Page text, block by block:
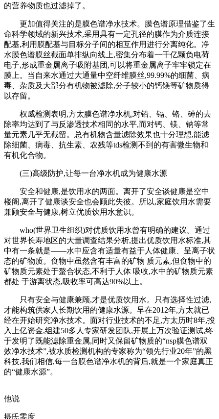
的营养物质也过滤掉了。
更加值得关注的是膜色谱净水技术。膜色谱原理借鉴了生
命科学领域的新兴技术,采用具有一定孔径的膜作为介质连接
配基,利用膜配基与目标分子间的相互作用进行分离纯化。净
水膜色谱膜丝截面单排纵向线上,密集分布着一千亿颗负电荷
电子,形成重金属离子吸附基团,可以将重金属离子牢牢锁定在
膜上。当自来水通过大通量中空纤维膜丝,99.99%的细菌、病
毒、杂质及大部分有机物被滤除,分子较小的钙镁等矿物质得
以存留。
权威检测表明,方太膜色谱净水机,对铅、镉、铬、砷的去
除率均达到了与反渗透技术相同的水平,而对钙、镁、钠等常
量元素几乎无截留。总有机物含量滤除效果也十分理想,能滤
除细菌、病毒、抗生素、农残等tds检测不到的有害微生物和
有机化合物。
(三)高级防护,让每一台净水机成为健康水源
安全和健康,是饮用水的两面。离开了安全谈健康是空中
楼阁,离开了健康谈安全也会顾此失彼。所以,家庭饮用水需要
兼顾安全与健康,树立优质饮用水意识。
who(世界卫生组织)对优质饮用水曾有明确的建议。通过
对世界长寿地区的大量调查结果分析,提出优质饮用水标准,其
中有一条就是——水中应含有适量有益于人体健康、呈离子状
态的矿物质。食物中虽然含有丰富的矿物 质元素,但食物中的
矿物质元素处于螯合状态,不利于人体 吸收,水中的矿物质元素
都处 于游离状态,吸收率可高达90%以上。
只有安全与健康兼顾,才是优质饮用水。只有选择性过滤,
才能构筑供家人长期饮用的健康水源。早在2012年,方太就已
经在开始研究净水技术。面对行业技术的不足,方太历时8年,投
入上亿资金,组建50多人专家研发团队,开展上万次验证测试,终
于发明了既能滤除重金属,同时又保留矿物质的“nsp膜色谱双
效净水技术”,被水质检测机构的专家称为“领先行业20年”的黑
科技,我们相信,每一台膜色谱净水机的背后,就是一个家庭真正
的“健康水源”。
他说
摄氏零度